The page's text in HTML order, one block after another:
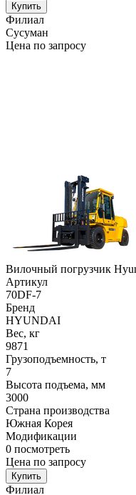
Купить
Филиал
Сусуман
Цена по запросу
Вилочный погрузчик
Артикул
70DF-7
Бренд
HYUNDAI
Вес, кг
9871
Грузоподъемность, т
7
Высота подъема, мм
3000
Страна производства
Южная Корея
Модификации
0 посмотреть
Цена по запросу
Купить
Филиал